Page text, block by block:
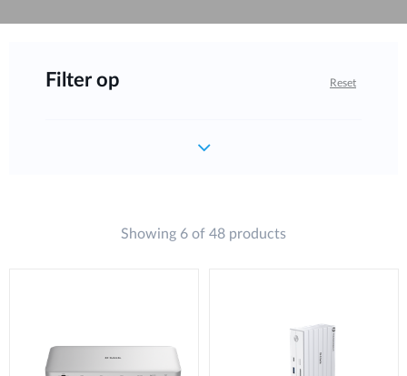
Filter op Reset
Showing 6 of 48 products